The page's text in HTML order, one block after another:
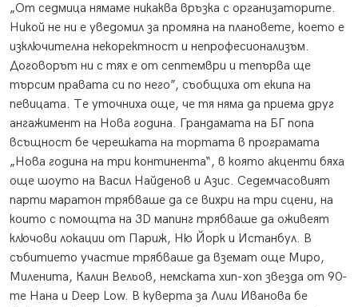
„От седмицa нямаме никаква връзка с организаторите.
Никой не ни е уведомил за промяна на плановете, което е
изключителна некоректност и непрофесионализъм.
Договорът ни с тях е от септември и тепърва ще
търсим правата си по него”, съобщиха от екипа на
певицата. Те уточниха още, че тя няма да приема друг
ангажимент на Нова година. Грандамата на БГ попа
всъщност бе черешката на тортата в програмата
„Нова година на три континента“, в която акценти бяха
още шоуто на Васил Найденов и Азис. Седемчасовият
парти маратон трябваше да се вихри на три сцени, на
които с помощта на 3D мапинг трябваше да оживеят
ключови локации от Париж, Ню Йорк и Истанбул. В
събитието участие трябваше да вземат още Миро,
Миленита, Калин Вельов, немската хип-хоп звезда от 90-
те Нана и Deep Low. В куверта за Лили Иванова бе